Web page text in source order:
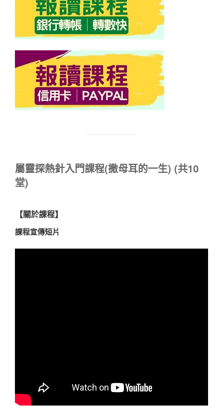
屬靈探熱針入門課程(撒母耳的一生) (共10
堂)
【關於課程】
課程宣傳短片